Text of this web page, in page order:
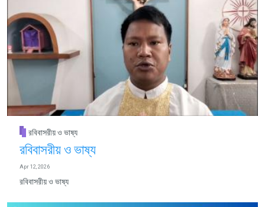
রবিবাসরীয় ও ভাষ্য
রবিবাসরীয় ও ভাষ্য
Apr 12, 2026
রবিবাসরীয় ও ভাষ্য